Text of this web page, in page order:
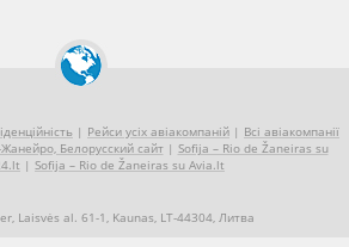
| Рейси усіх авіакомпаній | Всі авіакомпанії
Белорусский сайт| Sofija – Rio de Žaneiras su
| Sofija – Rio de Žaneiras su Avia.lt
Laisvės al. 61-1, Kaunas, LT-44304, Литва